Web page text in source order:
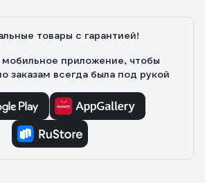
товары с гарантией!
мобильное приложение, чтобы
заказам всегда была под рукой